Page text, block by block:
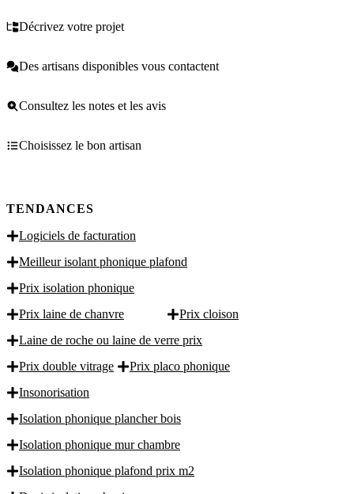
Décrivez votre projet
Des artisans disponibles vous contactent
Consultez les notes et les avis
Choisissez le bon artisan
TENDANCES
Logiciels de facturation
Meilleur isolant phonique plafond
Prix isolation phonique
Prix laine de chanvre
Prix cloison
Laine de roche ou laine de verre prix
Prix double vitrage
Prix placo phonique
Insonorisation
Isolation phonique plancher bois
Isolation phonique mur chambre
Isolation phonique plafond prix m2